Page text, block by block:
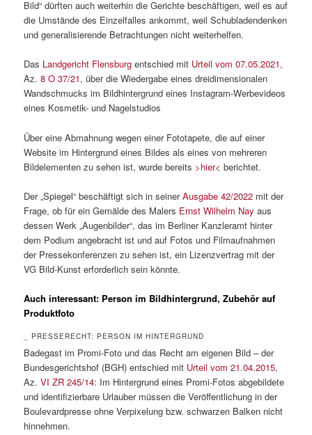
Bild“ dürften auch weiterhin die Gerichte beschäftigen, weil es auf
die Umstände des Einzelfalles ankommt, weil Schubladendenken
und generalisierende Betrachtungen nicht weiterhelfen.
Das Landgericht Flensburg entschied mit Urteil vom 07.05.2021,
Az.8 O 37/21, über die Wiedergabe eines dreidimensionalen
Wandschmucks im Bildhintergrund eines Instagram-Werbevideos
eines Kosmetik- und Nagelstudios
Über eine Abmahnung wegen einer Fototapete, die auf einer
Website im Hintergrund eines Bildes als eines von mehreren
Bildelementen zu sehen ist, wurde bereits >hier< berichtet.
Der „Spiegel“ beschäftigt sich in seinerAusgabe 42/2022 mit der
Frage, ob für ein Gemälde des Malers Ernst Wilhelm Nay aus
dessen Werk „Augenbilder“, das im Berliner Kanzleramt hinter
dem Podium angebracht ist und auf Fotos und Filmaufnahmen
der Pressekonferenzen zu sehen ist, ein Lizenzvertrag mit der
VG Bild-Kunst erforderlich sein könnte.
Auch interessant: Person im Bildhintergrund, Zubehör auf
Produktfoto
_ PRESSERECHT: PERSON IM HINTERGRUND
Badegast im Promi-Foto und das Recht am eigenen Bild – der
Bundesgerichtshof (BGH) entschied mit Urteil vom 21.04.2015,
Az.VI ZR 245/14: Im Hintergrund eines Promi-Fotos abgebildete
und identifizierbare Urlauber müssen die Veröffentlichung in der
Boulevardpresse ohne Verpixelung bzw. schwarzen Balken nicht
hinnehmen.